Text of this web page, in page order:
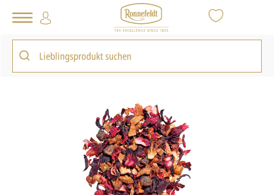
Tee Shop Loser Tee Früchtetee
zurück zur Artikelübersicht